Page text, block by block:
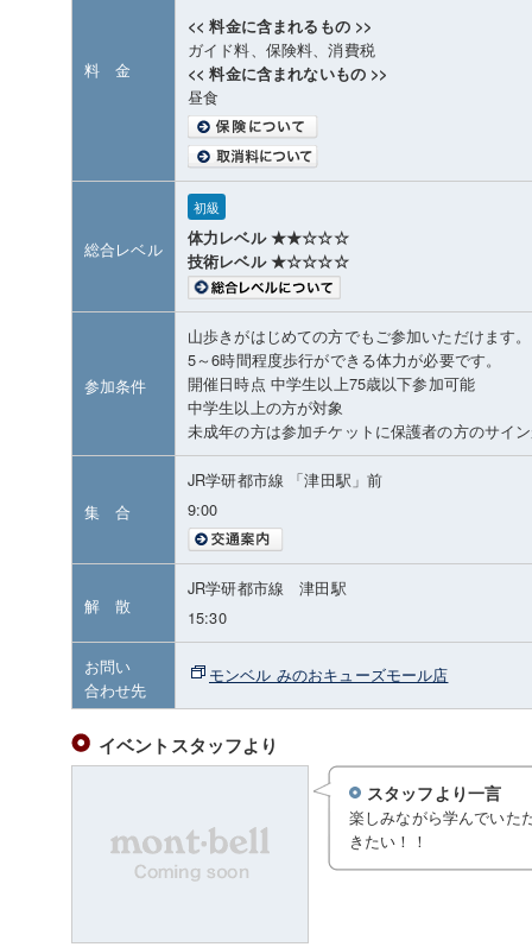
料 金
<< 料金に含まれるもの >>
ガイド料、保険料、消費税
<< 料金に含まれないもの >>
昼食
総合レベル
初級
体力レベル ★★☆☆☆
技術レベル ★☆☆☆☆
参加条件
山歩きがはじめての方でもご参加いただけます。
5～6時間程度歩行ができる体力が必要です。
開催日時点 中学生以上75歳以下参加可能
中学生以上の方が対象
未成年の方は参加チケットに保護者の方のサイ
集 合
JR学研都市線 「津田駅」前
9:00
解 散
JR学研都市線 津田駅
15:30
お問い
合わせ先
モンベル みのおキューズモール店
イベントスタッフより
スタッフより一言
楽しみながら学んでいた
きたい！！